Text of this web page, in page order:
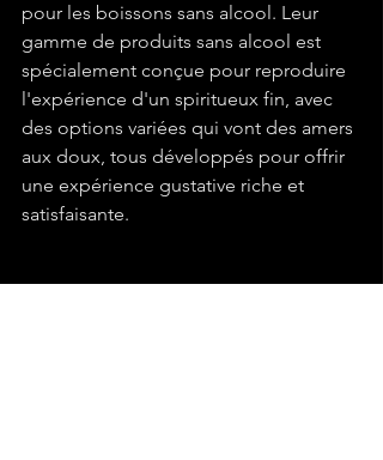
pour les boissons sans alcool. Leur
gamme de produits sans alcool est
spécialement conçue pour reproduire
l'expérience d'un spiritueux fin, avec
des options variées qui vont des amers
aux doux, tous développés pour offrir
une expérience gustative riche et
satisfaisante.